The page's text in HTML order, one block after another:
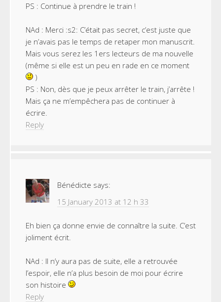
PS : Continue à prendre le train !
NAd : Merci :s2: C’était pas secret, c’est juste que
je n’avais pas le temps de retaper mon manuscrit.
Mais vous serez les 1ers lecteurs de ma nouvelle
(même si elle est un peu en rade en ce moment
)
PS : Non, dès que je peux arrêter le train, j’arrête !
Mais ça ne m’empêchera pas de continuer à
écrire.
Reply
Bénédicte says:
15 January 2013 at 12 h 33
Eh bien ça donne envie de connaître la suite. C’est
joliment écrit.
NAd : Il n’y aura pas de suite, elle a retrouvée
l’espoir, elle n’a plus besoin de moi pour écrire
son histoire
Reply